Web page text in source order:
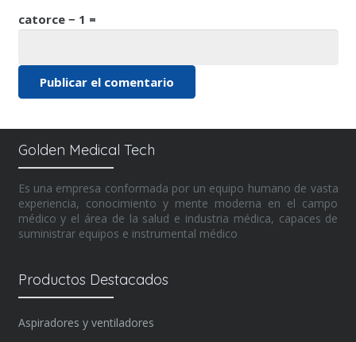
catorce − 1 =
Publicar el comentario
Golden Medical Tech
Es una empresa conformada por un equipo humano de vasta
experiencia, conocimiento y mente moderna en el campo
médico y el área de la salud e industria médica, capaces de
suministrar equipos e instrumental médico
Productos Destacados
Aspiradores y ventiladores